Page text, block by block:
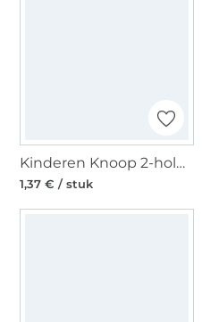
Kinderen Knoop 2-hole Fire engine, 18 mm
1,37 € / stuk